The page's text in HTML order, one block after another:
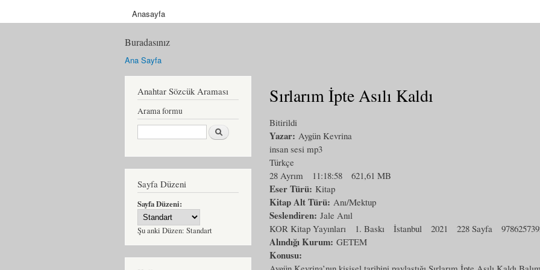
Anasayfa
Buradasınız
Ana Sayfa
Anahtar Sözcük Araması
Arama formu
Ara
Sayfa Düzeni
Sayfa Düzeni:
Şu anki Düzen: Standart
Sırlarım İpte Asılı Kaldı
Bitirildi
Yazar: Aygün Kevrina
insan sesi mp3
Türkçe
28 Ayrım
11:18:58 621,61 MB
Eser Türü: Kitap
Kitap Alt Türü: Anı/Mektup
Seslendiren: Jale Anıl
KOR Kitap Yayınları
1. Baskı İstanbul 2021 228 Sayfa
Alındığı Kurum: GETEM
Konusu: